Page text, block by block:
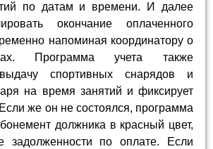
по датам и времени. И далее
окончание оплаченного
напоминая координатору о
Программа учета также
выдачу спортивных снарядов и
на время занятий и фиксирует
же он не состоялся, программа
должника в красный цвет,
задолженности по оплате. Если